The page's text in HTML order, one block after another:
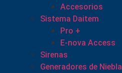
Accesorios
Sistema Daitem
Pro +
E-nova Access
Sirenas
Generadores de Niebla